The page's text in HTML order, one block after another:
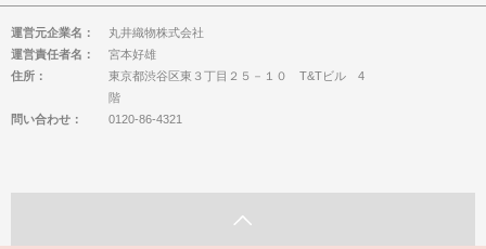
運営元企業名：
丸井織物株式会社
運営責任者名：
宮本好雄
住所：
東京都渋谷区東３丁目２５－１０ T&Tビル 4
階
問い合わせ：
0120-86-4321